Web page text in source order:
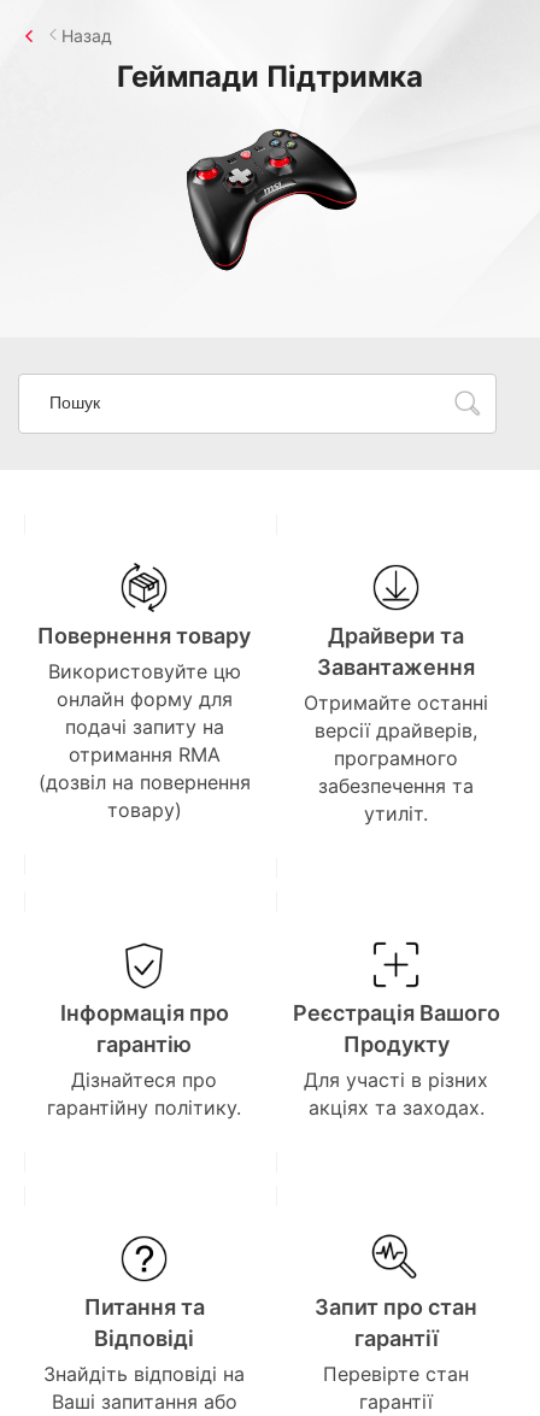
Геймпади Підтримка
Назад
Повернення товару
Використовуйте цю
онлайн форму для
подачі запиту на
отримання RMA
(дозвіл на повернення
товару)
Драйвери та
Завантаження
Отримайте останні
версії драйверів,
програмного
забезпечення та
утиліт.
Інформація про
гарантію
Дізнайтеся про
гарантійну політику.
Реєстрація Вашого
Продукту
Для участі в різних
акціях та заходах.
Питання та
Відповіді
Знайдіть відповіді на
Ваші запитання або
Запит про стан
гарантії
Перевірте стан
гарантії